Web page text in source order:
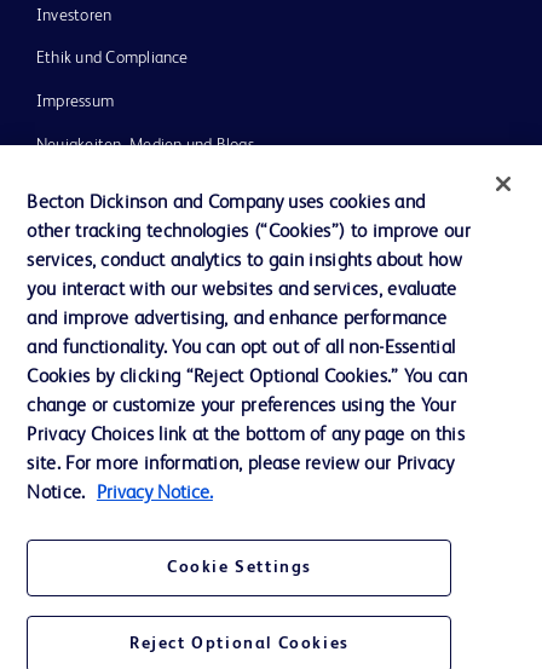
Investoren
Ethik und Compliance
Impressum
Neuigkeiten, Medien und Blogs
Unser Unternehmen
AGB
Kontaktieren Sie uns
Cookie-Einstellungen
Datenschutz
Nutzungsbedingungen
© 2026 BD. Alle Rechte vorbehalten. BD und das BD-Logo sind Marken von
Becton Dickinson and Company uses cookies and
other tracking technologies (“Cookies”) to improve our
services, conduct analytics to gain insights about how
you interact with our websites and services, evaluate
and improve advertising, and enhance performance
and functionality. You can opt out of all non-Essential
Cookies by clicking “Reject Optional Cookies.” You can
change or customize your preferences using the Your
Privacy Choices link at the bottom of any page on this
site. For more information, please review our Privacy
Notice.
Privacy Notice.
Cookie Settings
Reject Optional Cookies